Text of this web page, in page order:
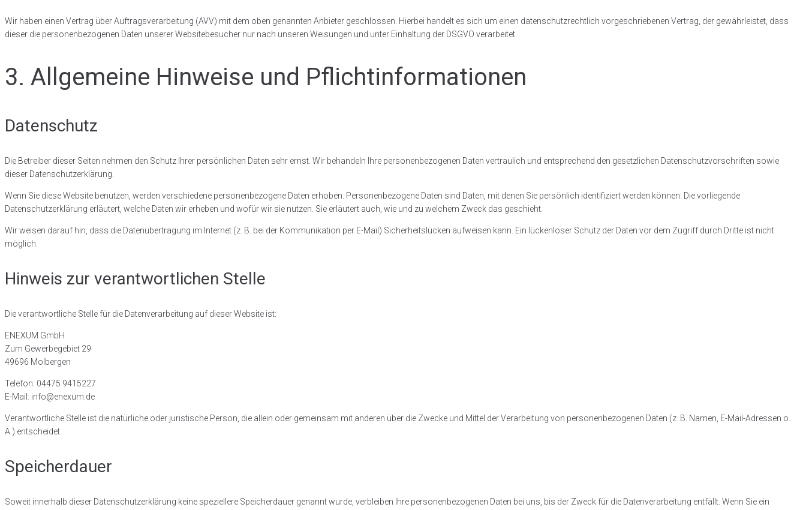
Wir haben einen Vertrag über Auftragsverarbeitung (AVV) mit dem oben genannten Anbieter geschlossen. Hierbei handelt es sich um einen datenschutzrechtlich vorgeschriebenen Vertrag, der gewährleistet, dass
dieser die personenbezogenen Daten unserer Websitebesucher nur nach unseren Weisungen und unter Einhaltung der DSGVO verarbeitet.
3. Allgemeine Hinweise und Pflicht­informationen
Datenschutz
Die Betreiber dieser Seiten nehmen den Schutz Ihrer persönlichen Daten sehr ernst. Wir behandeln Ihre personenbezogenen Daten vertraulich und entsprechend den gesetzlichen Datenschutzvorschriften sowie
dieser Datenschutzerklärung.
Wenn Sie diese Website benutzen, werden verschiedene personenbezogene Daten erhoben. Personenbezogene Daten sind Daten, mit denen Sie persönlich identifiziert werden können. Die vorliegende
Datenschutzerklärung erläutert, welche Daten wir erheben und wofür wir sie nutzen. Sie erläutert auch, wie und zu welchem Zweck das geschieht.
Wir weisen darauf hin, dass die Datenübertragung im Internet (z. B. bei der Kommunikation per E-Mail) Sicherheitslücken aufweisen kann. Ein lückenloser Schutz der Daten vor dem Zugriff durch Dritte ist nicht
möglich.
Hinweis zur verantwortlichen Stelle
Die verantwortliche Stelle für die Datenverarbeitung auf dieser Website ist:
ENEXUM GmbH
Zum Gewerbegebiet 29
49696 Molbergen
Telefon: 04475 9415227
E-Mail: info@enexum.de
Verantwortliche Stelle ist die natürliche oder juristische Person, die allein oder gemeinsam mit anderen über die Zwecke und Mittel der Verarbeitung von personenbezogenen Daten (z. B. Namen, E-Mail-Adressen o.
Ä.) entscheidet.
Speicherdauer
Soweit innerhalb dieser Datenschutzerklärung keine speziellere Speicherdauer genannt wurde, verbleiben Ihre personenbezogenen Daten bei uns, bis der Zweck für die Datenverarbeitung entfällt. Wenn Sie ein